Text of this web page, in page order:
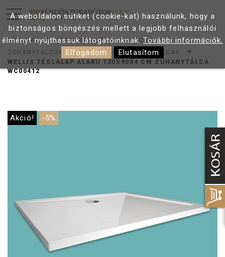
FŐOLDAL TERMÉKEK
ZUHANYZÓK
ZUHANYTÁLCÁK
SZÖGLETES ZUHANYTÁLCÁK
WELLIS TÉGLALAP ALAKÚ 120X90X4 CM ZUHANYTÁLCA
WC00412
Akció! -5%
A weboldalon sütiket (cookie-kat) használunk, hogy a
biztonságos böngészés mellett a legjobb felhasználói
élményt nyújthassuk látogatóinknak.További információk.
Elfogadom
Elutasítom